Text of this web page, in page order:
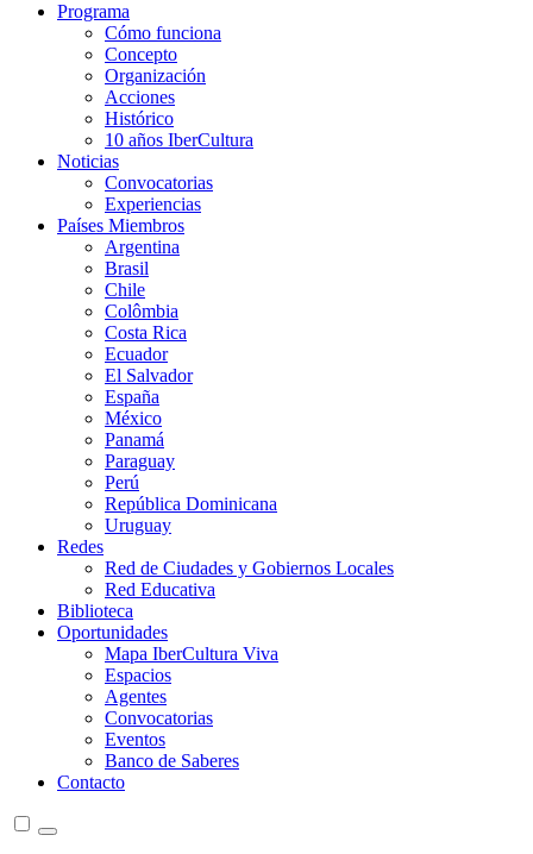
Programa
Cómo funciona
Concepto
Organización
Acciones
Histórico
10 años IberCultura
Noticias
Convocatorias
Experiencias
Países Miembros
Argentina
Brasil
Chile
Colômbia
Costa Rica
Ecuador
El Salvador
España
México
Panamá
Paraguay
Perú
República Dominicana
Uruguay
Redes
Red de Ciudades y Gobiernos Locales
Red Educativa
Biblioteca
Oportunidades
Mapa IberCultura Viva
Espacios
Agentes
Convocatorias
Eventos
Banco de Saberes
Contacto